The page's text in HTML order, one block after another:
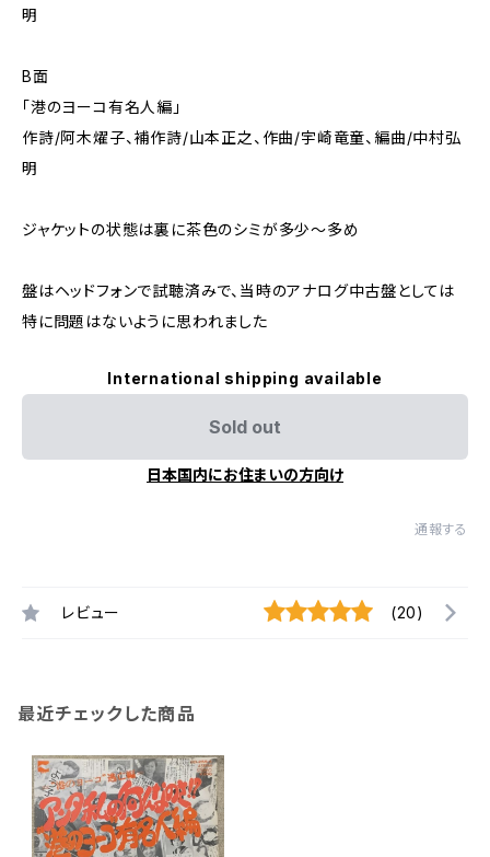
明
B面
「港のヨーコ有名人編」
作詩/阿木燿子、補作詩/山本正之、作曲/宇崎竜童、編曲/中村弘
明
ジャケットの状態は裏に茶色のシミが多少～多め
盤はヘッドフォンで試聴済みで、当時のアナログ中古盤としては
特に問題はないように思われました
International shipping available
Sold out
日本国内にお住まいの方向け
通報する
レビュー (20)
最近チェックした商品